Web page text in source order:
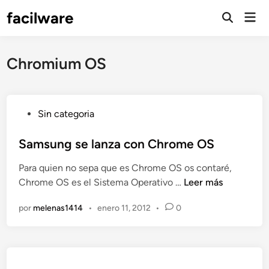
facilware
Chromium OS
b
i
c
d
Sin categoria
Samsung se lanza con Chrome OS
Para quien no sepa que es Chrome OS os contaré,
Chrome OS es el Sistema Operativo … S
Leer más
por melenas1414 • enero 11, 2012 • 0